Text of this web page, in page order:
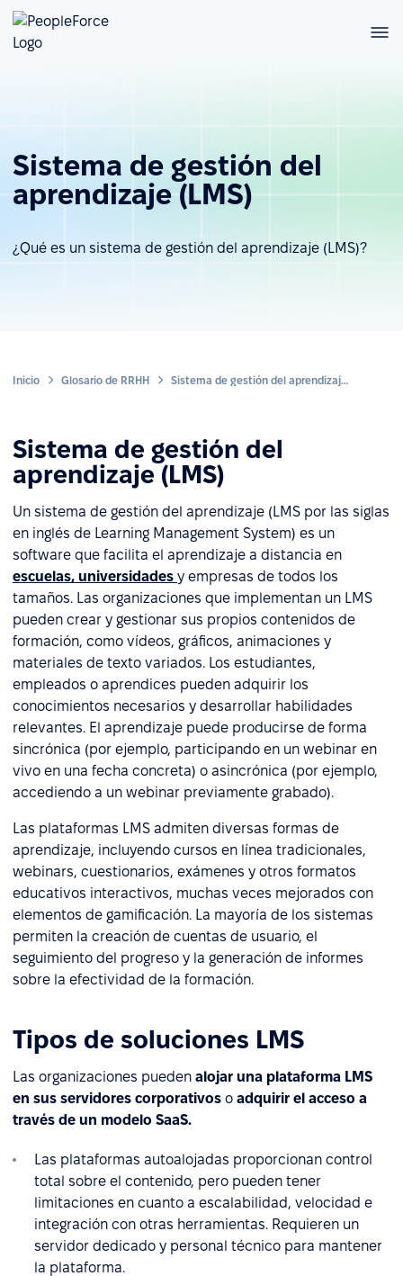
Sistema de gestión del
aprendizaje (LMS)
¿Qué es un sistema de gestión del aprendizaje (LMS)?
Inicio Glosario de RRHH Sistema de gestión del aprendizaje (LMS)
Sistema de gestión del
aprendizaje (LMS)
Un sistema de gestión del aprendizaje (LMS por las siglas
en inglés de Learning Management System) es un
software que facilita el aprendizaje a distancia en
escuelas, universidades y empresas de todos los
tamaños. Las organizaciones que implementan un LMS
pueden crear y gestionar sus propios contenidos de
formación, como vídeos, gráficos, animaciones y
materiales de texto variados. Los estudiantes,
empleados o aprendices pueden adquirir los
conocimientos necesarios y desarrollar habilidades
relevantes. El aprendizaje puede producirse de forma
sincrónica (por ejemplo, participando en un webinar en
vivo en una fecha concreta) o asincrónica (por ejemplo,
accediendo a un webinar previamente grabado).
Las plataformas LMS admiten diversas formas de
aprendizaje, incluyendo cursos en línea tradicionales,
webinars, cuestionarios, exámenes y otros formatos
educativos interactivos, muchas veces mejorados con
elementos de gamificación. La mayoría de los sistemas
permiten la creación de cuentas de usuario, el
seguimiento del progreso y la generación de informes
sobre la efectividad de la formación.
Tipos de soluciones LMS
Las organizaciones pueden alojar una plataforma LMS
en sus servidores corporativos o adquirir el acceso a
través de un modelo SaaS.
Las plataformas autoalojadas proporcionan control
total sobre el contenido, pero pueden tener
limitaciones en cuanto a escalabilidad, velocidad e
integración con otras herramientas. Requieren un
servidor dedicado y personal técnico para mantener
la plataforma.